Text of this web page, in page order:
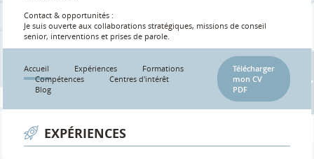
Contact & opportunités :
Je suis ouverte aux collaborations stratégiques, missions de conseil
senior, interventions et prises de parole.
Accueil Expériences
Formations
Compétences
Centres d'intérêt
Blog
Télécharger
mon CV
PDF
EXPÉRIENCES